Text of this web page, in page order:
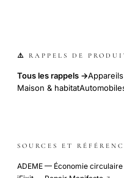
⚠️ RAPPELS DE
Tous les rappels →
Maison & habitat
SOURCES ET
ADEME — Économie circulaire